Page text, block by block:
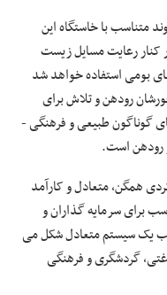
متناسب با خاستگاه این
رعایت مسایل زیست
بومی استفاده خواهد شد
رودهن و تلاش برای
گوناگون طبیعی و فرهنگی -
رودهن است.
همگن، متعادل و کارآمد
برای سرمایه گذاران و
یک سیستم متعادل شکل می
گردشگری و فرهنگی